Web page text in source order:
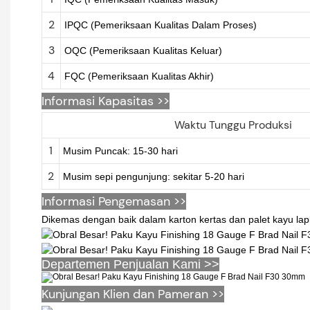
2 IPQC (Pemeriksaan Kualitas Dalam Proses)
3 OQC (Pemeriksaan Kualitas Keluar)
4 FQC (Pemeriksaan Kualitas Akhir)
Informasi Kapasitas >>
Waktu Tunggu Produksi
1
Musim Puncak: 15-30 hari
2 Musim sepi pengunjung: sekitar 5-20 hari
Informasi Pengemasan >>
Dikemas dengan baik dalam karton kertas dan palet kayu
Departemen Penjualan Kami >>
Kunjungan Klien dan Pameran >>